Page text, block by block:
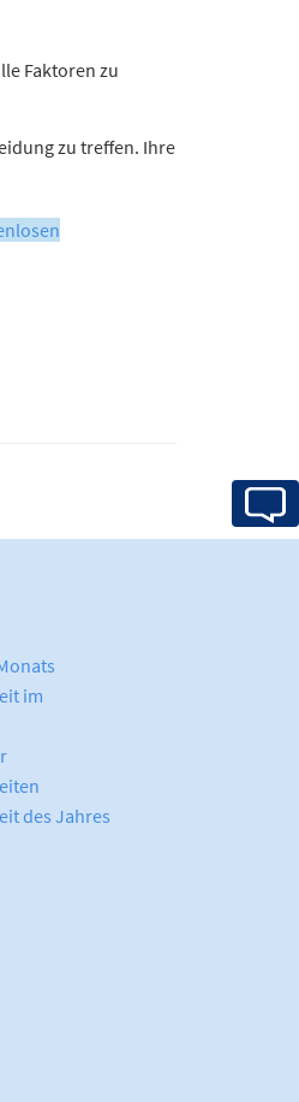
Faktoren zu
zu treffen. Ihre
im
des Jahres